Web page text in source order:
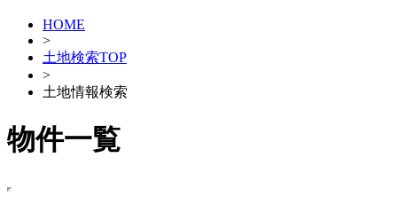
HOME
>
土地検索TOP
>
土地情報検索
物件一覧